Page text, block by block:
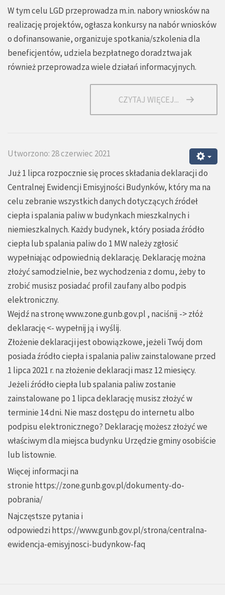
W tym celu LGD przeprowadza m.in. nabory wniosków na
realizację projektów, ogłasza konkursy na nabór wniosków
o dofinansowanie, organizuje spotkania/szkolenia dla
beneficjentów, udziela bezpłatnego doradztwa jak
również przeprowadza wiele działań informacyjnych.
CZYTAJ WIĘCEJ...
Utworzono: 28 czerwiec 2021
Już 1 lipca rozpocznie się proces składania deklaracji do
Centralnej Ewidencji Emisyjności Budynków, który ma na
celu zebranie wszystkich danych dotyczących źródeł
ciepła i spalania paliw w budynkach mieszkalnych i
niemieszkalnych. Każdy budynek, który posiada źródło
ciepła lub spalania paliw do 1 MW należy zgłosić
wypełniając odpowiednią deklarację. Deklarację można
złożyć samodzielnie, bez wychodzenia z domu, żeby to
zrobić musisz posiadać profil zaufany albo podpis
elektroniczny.
Wejdź na stronęwww.zone.gunb.gov.pl , naciśnij -> złóż
deklarację <- wypełnij ją i wyślij.
Złożenie deklaracji jest obowiązkowe, jeżeli Twój dom
posiada źródło ciepła i spalania paliw zainstalowane przed
1 lipca 2021 r. na złożenie deklaracji masz 12 miesięcy.
Jeżeli źródło ciepła lub spalania paliw zostanie
zainstalowane po 1 lipca deklarację musisz złożyć w
terminie 14 dni. Nie masz dostępu do internetu albo
podpisu elektronicznego? Deklarację możesz złożyć we
właściwym dla miejsca budynku Urzędzie gminy osobiście
lub listownie.
Więcej informacji na
stronie https://zone.gunb.gov.pl/dokumenty-do-
pobrania/
Najczęstsze pytania i
odpowiedzi https://www.gunb.gov.pl/strona/centralna-
ewidencja-emisyjnosci-budynkow-faq